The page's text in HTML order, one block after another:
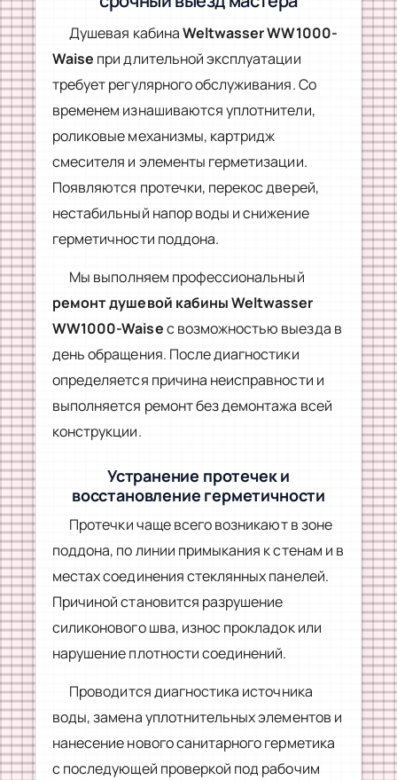
Душевая кабинаWeltwasser WW1000-
Waise при длительной эксплуатации
требует регулярного обслуживания. Со
временем изнашиваются уплотнители,
роликовые механизмы, картридж
смесителя и элементы герметизации.
Появляются протечки, перекос дверей,
нестабильный напор воды и снижение
герметичности поддона.
Мы выполняем профессиональный
ремонт душевой кабины Weltwasser
WW1000-Waiseс возможностью выезда в
день обращения. После диагностики
определяется причина неисправности и
выполняется ремонт без демонтажа всей
конструкции.
Устранение протечек и
восстановление герметичности
Протечки чаще всего возникают в зоне
поддона, по линии примыкания к стенам и в
местах соединения стеклянных панелей.
Причиной становится разрушение
силиконового шва, износ прокладок или
нарушение плотности соединений.
Проводится диагностика источника
воды, замена уплотнительных элементов и
нанесение нового санитарного герметика
с последующей проверкой под рабочим